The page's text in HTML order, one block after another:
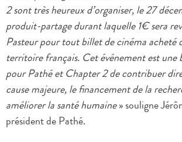
2 sont très heureux d’organiser, le 27
produit-partage durant laquelle 1€ sera
Pasteur pour tout billet de cinéma acheté
territoire français. Cet événement est une
pour Pathé et Chapter 2 de contribuer
cause majeure, le financement de la
améliorer la santé humaine» souligne
président de Pathé.